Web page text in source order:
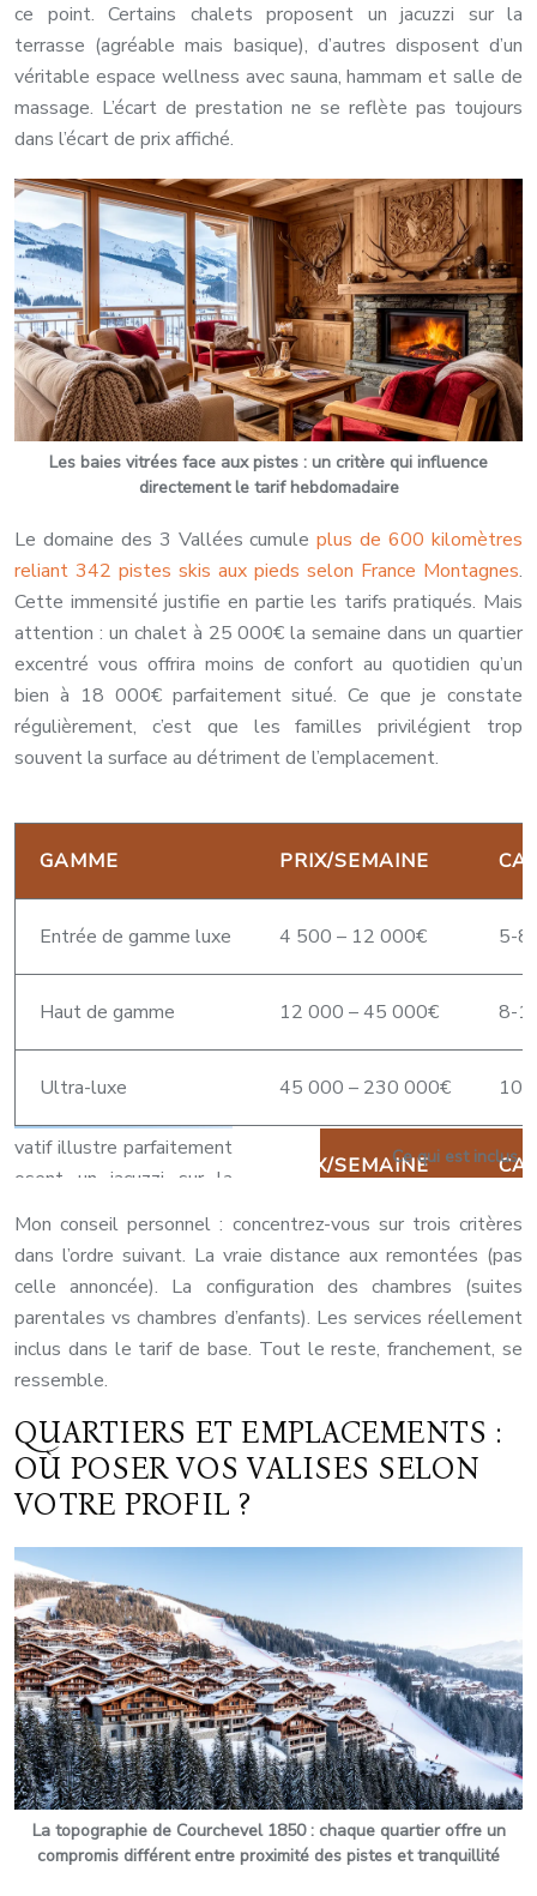
ce point. Certains chalets proposent un jacuzzi sur la
terrasse (agréable mais basique), d’autres disposent d’un
véritable espace wellness avec sauna, hammam et salle de
massage. L’écart de prestation ne se reflète pas toujours
dans l’écart de prix affiché.
Les baies vitrées face aux pistes : un critère qui influence
directement le tarif hebdomadaire
Le domaine des 3 Vallées cumuleplus de 600 kilomètres
reliant 342 pistes skis aux pieds selon France Montagnes.
Cette immensité justifie en partie les tarifs pratiqués. Mais
attention : un chalet à 25 000€ la semaine dans un quartier
excentré vous offrira moins de confort au quotidien qu’un
bien à 18 000€ parfaitement situé. Ce que je constate
régulièrement, c’est que les familles privilégient trop
souvent la surface au détriment de l’emplacement.
Ce qui est inclus
GAMME PRIX/SEMAINE
Entrée de gamme luxe 4 500 – 12 000€ 5-8
Haut de gamme 12 000 – 45 000€ 8-
Ultra-luxe 45 000 – 230 000€ 10-
Mon conseil personnel : concentrez-vous sur trois critères
dans l’ordre suivant. La vraie distance aux remontées (pas
celle annoncée). La configuration des chambres (suites
parentales vs chambres d’enfants). Les services réellement
inclus dans le tarif de base. Tout le reste, franchement, se
ressemble.
QUARTIERS ET EMPLACEMENTS :
OÙ POSER VOS VALISES SELON
VOTRE PROFIL ?
La topographie de Courchevel 1850 : chaque quartier offre un
compromis différent entre proximité des pistes et tranquillité